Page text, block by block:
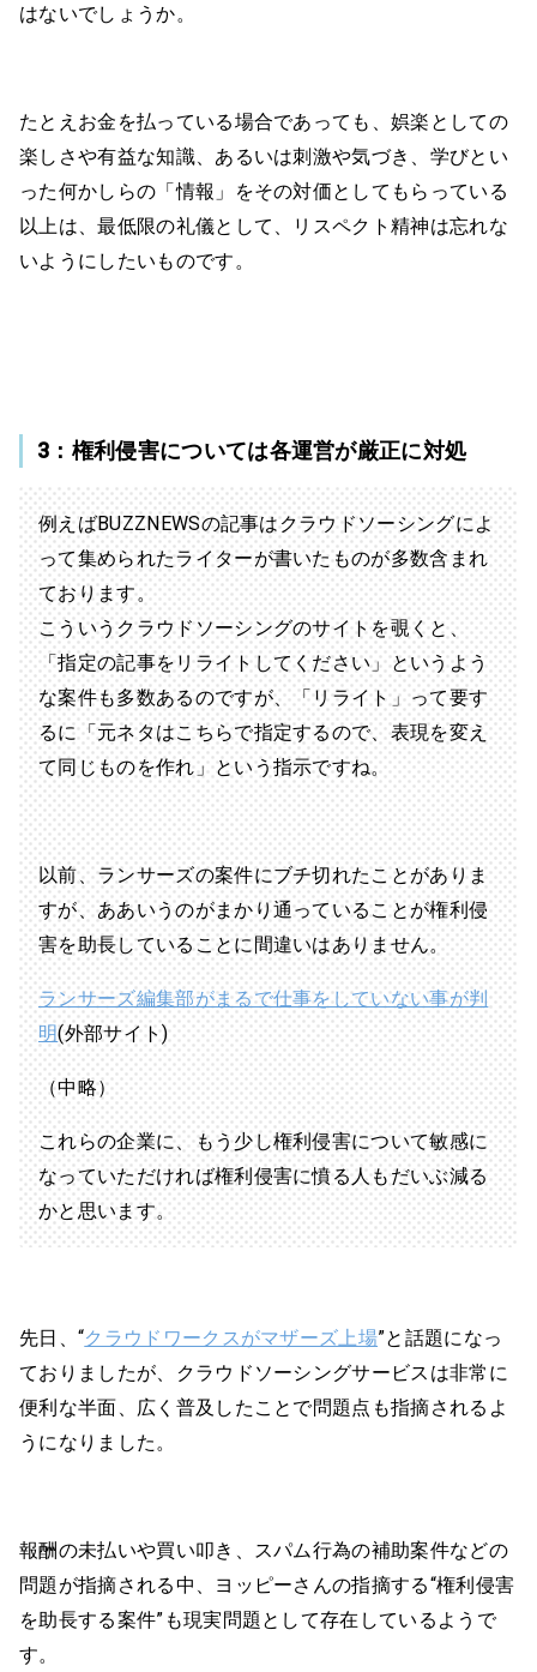
はないでしょうか。
たとえお金を払っている場合であっても、娯楽としての
楽しさや有益な知識、あるいは刺激や気づき、学びとい
った何かしらの「情報」をその対価としてもらっている
以上は、最低限の礼儀として、リスペクト精神は忘れな
いようにしたいものです。
3：権利侵害については各運営が厳正に対処
例えばBUZZNEWSの記事はクラウドソーシングによ
って集められたライターが書いたものが多数含まれ
ております。
こういうクラウドソーシングのサイトを覗くと、
「指定の記事をリライトしてください」というよう
な案件も多数あるのですが、「リライト」って要す
るに「元ネタはこちらで指定するので、表現を変え
て同じものを作れ」という指示ですね。
以前、ランサーズの案件にブチ切れたことがありま
すが、ああいうのがまかり通っていることが権利侵
害を助長していることに間違いはありません。
ランサーズ編集部がまるで仕事をしていない事が判
明(外部サイト)
（中略）
これらの企業に、もう少し権利侵害について敏感に
なっていただければ権利侵害に憤る人もだいぶ減る
かと思います。
先日、“クラウドワークスがマザーズ上場”と話題になっ
ておりましたが、クラウドソーシングサービスは非常に
便利な半面、広く普及したことで問題点も指摘されるよ
うになりました。
報酬の未払いや買い叩き、スパム行為の補助案件などの
問題が指摘される中、ヨッピーさんの指摘する“権利侵害
を助長する案件”も現実問題として存在しているようで
す。